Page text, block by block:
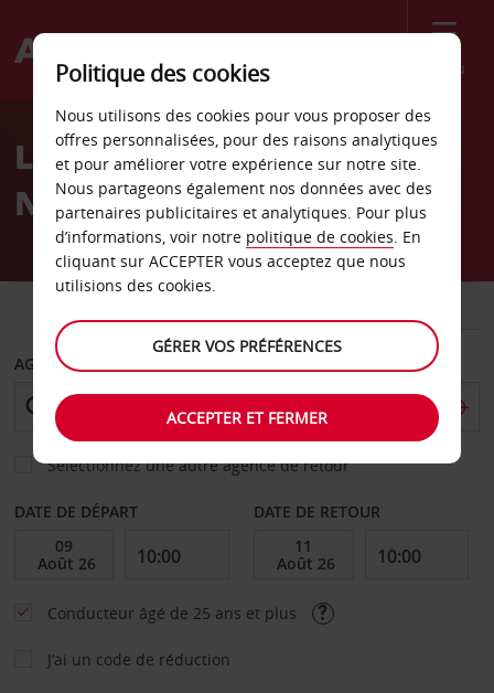
Menu
Welcome
AvisLocation de voiture
Nuremberg
AGENCE DE DÉPART
Sélectionnez une autre agence de retour
DATE DE DÉPART DATE DE RETOUR
Conducteur âgé de 25 ans et plus
J’ai un code de réduction
Politique des cookies
Nous utilisons des cookies pour vous proposer des
offres personnalisées, pour des raisons analytiques
et pour améliorer votre expérience sur notre site.
Nous partageons également nos données avec des
partenaires publicitaires et analytiques. Pour plus
d’informations, voir notre politique de cookies. En
cliquant sur ACCEPTER vous acceptez que nous
utilisions des cookies.
GÉRER VOS PRÉFÉRENCES
ACCEPTER ET FERMER